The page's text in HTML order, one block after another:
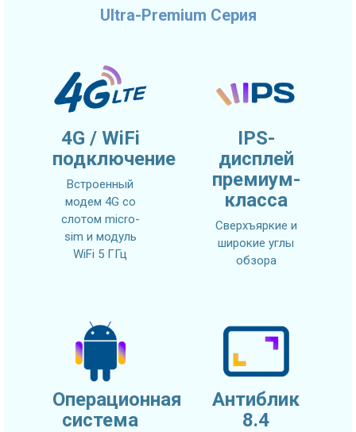
Ultra-Premium Серия
4G / WiFi
подключение
Встроенный
модем 4G со
слотом micro-
sim и модуль
WiFi 5 ГГц
IPS-
дисплей
премиум-
класса
Сверхъяркие и
широкие углы
обзора
Операционная
система
Антиблик
8.4